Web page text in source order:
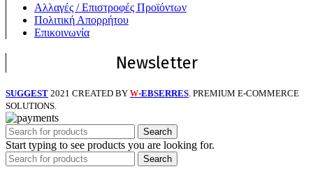
Αλλαγές / Επιστροφές Προϊόντων
Πολιτική Απορρήτου
Επικοινωνία
Newsletter
SUGGEST 2021 CREATED BY W-EBSERRES . PREMIUM E-COMMERCE
SOLUTIONS.
Search
Start typing to see products you are looking for.
Search